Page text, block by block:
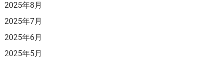
2025年8月
2025年7月
2025年6月
2025年5月